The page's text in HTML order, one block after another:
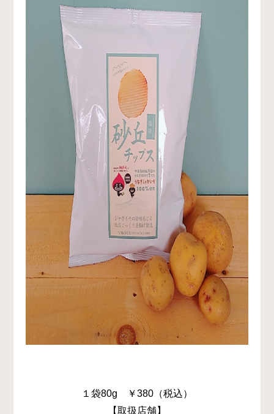
１袋80g ￥380（税込）
【取扱店舗】